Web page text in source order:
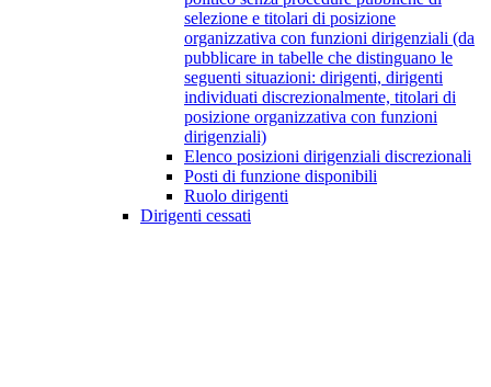
selezione e titolari di posizione
organizzativa con funzioni dirigenziali (da
pubblicare in tabelle che distinguano le
seguenti situazioni: dirigenti, dirigenti
individuati discrezionalmente, titolari di
posizione organizzativa con funzioni
dirigenziali)
Elenco posizioni dirigenziali discrezionali
Posti di funzione disponibili
Ruolo dirigenti
Dirigenti cessati